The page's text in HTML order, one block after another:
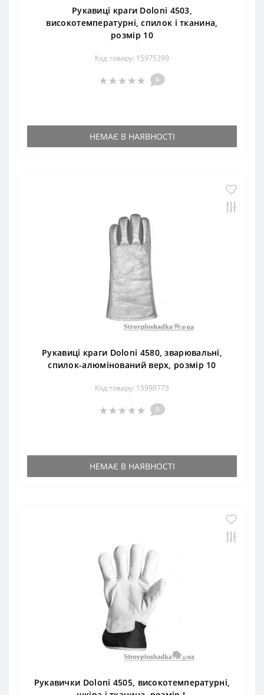
Рукавиці краги Doloni 4503,
високотемпературні, спилок і тканина,
розмір 10
Код товару: 15975399
0
НЕМАЄ В НАЯВНОСТІ
Рукавиці краги Doloni 4580, зварювальні,
спилок-алюмінований верх, розмір 10
Код товару: 15990773
0
НЕМАЄ В НАЯВНОСТІ
Рукавички Doloni 4505, високотемпературні,